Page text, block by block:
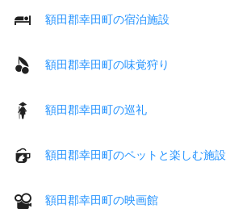
額田郡幸田町の宿泊施設
額田郡幸田町の味覚狩り
額田郡幸田町の巡礼
額田郡幸田町のペットと楽しむ施設
額田郡幸田町の映画館